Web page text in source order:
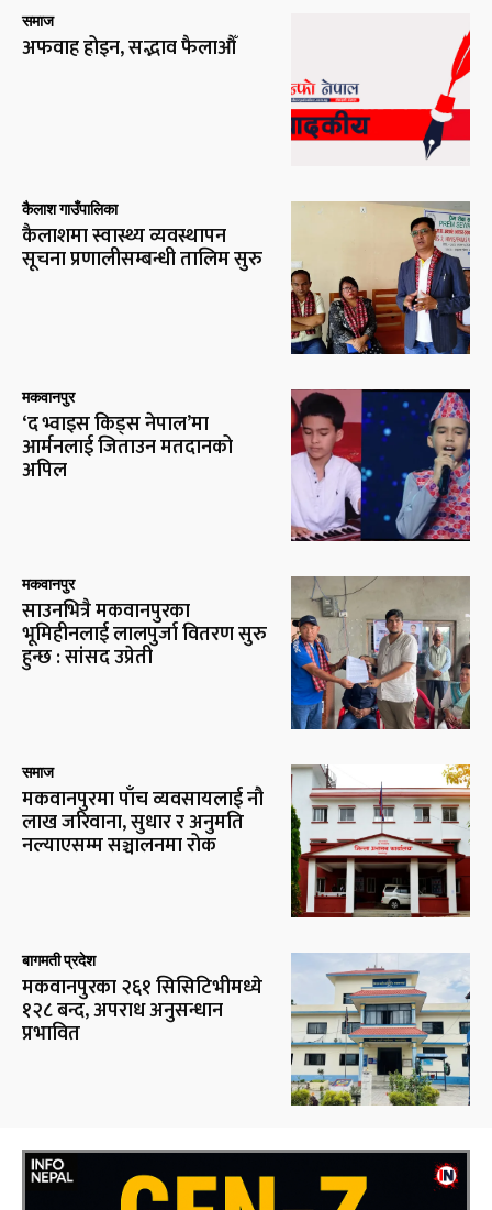
समाज
अफवाह होइन, सद्भाव फैलाऔँ
कैलाश गाउँपालिका
कैलाशमा स्वास्थ्य व्यवस्थापन
सूचना प्रणालीसम्बन्धी तालिम सुरु
मकवानपुर
‘द भ्वाइस किड्स नेपाल’मा
आर्मनलाई जिताउन मतदानको
अपिल
मकवानपुर
साउनभित्रै मकवानपुरका
भूमिहीनलाई लालपुर्जा वितरण सुरु
हुन्छ : सांसद उप्रेती
समाज
मकवानपुरमा पाँच व्यवसायलाई नौ
लाख जरिवाना, सुधार र अनुमति
नल्याएसम्म सञ्चालनमा रोक
बागमती प्रदेश
मकवानपुरका २६१ सिसिटिभीमध्ये
१२८ बन्द, अपराध अनुसन्धान
प्रभावित